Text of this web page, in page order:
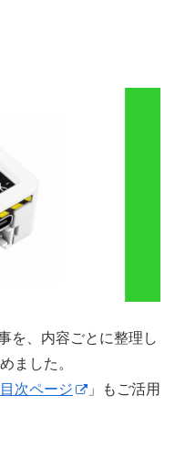
を、内容ごとに整理し
ました。
目次ページ
」もご活用